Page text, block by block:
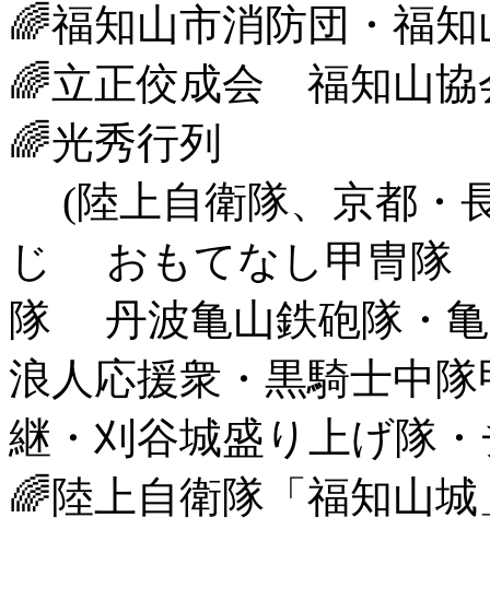
🌈福知山市消防団・福
🌈立正佼成会 福知山協
🌈光秀行列
(陸上自衛隊、京都・
じ おもてなし甲冑隊
隊 丹波亀山鉄砲隊・
浪人応援衆・黒騎士中
継・刈谷城盛り上げ隊
🌈陸上自衛隊「福知山城